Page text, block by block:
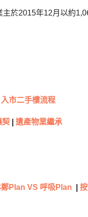
主於2015年12月以約
入市二手樓流程
契 遺產物業繼承
Plan VS 呼吸Plan